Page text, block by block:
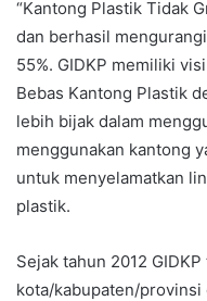
“Kantong Plastik Tidak
dan berhasil
55%. GIDKP memiliki
Bebas Kantong Plastik
lebih bijak dalam
menggunakan kantong
untuk menyelamatkan
plastik.
Sejak tahun 2012
kota/kabupaten/